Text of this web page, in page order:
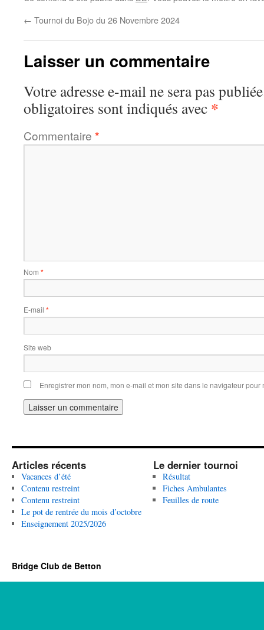
← Tournoi du Bojo du 26 Novembre 2024
Laisser un commentaire
Votre adresse e-mail ne sera pas
obligatoires sont indiqués avec *
Commentaire *
Nom *
E-mail *
Site web
Enregistrer mon nom, mon e-mail et mon site dans le navigateur
Articles récents
Vacances d’été
Contenu restreint
Contenu restreint
Le pot de rentrée du mois d’octobre
Enseignement 2025/2026
Le dernier tournoi
Résultat
Fiches Ambulantes
Feuilles de route
Bridge Club de Betton